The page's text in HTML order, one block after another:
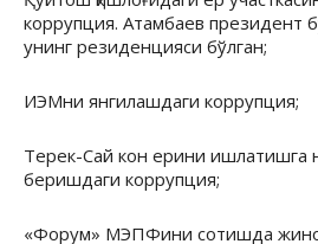
коррупция. Атамбаев президент
унинг резиденцияси бўлган;
ИЭМни янгилашдаги коррупция;
Терек-Сай кон ерини ишлатишга
беришдаги коррупция;
«Форум» МЭПФини сотишда